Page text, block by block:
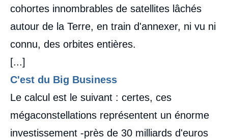
cohortes innombrables de satellites lâchés
autour de la Terre, en train d'annexer, ni vu ni
connu, des orbites entières.
[...]
C'est du Big Business
Le calcul est le suivant : certes, ces
mégaconstellations représentent un énorme
investissement -près de 30 milliards d'euros